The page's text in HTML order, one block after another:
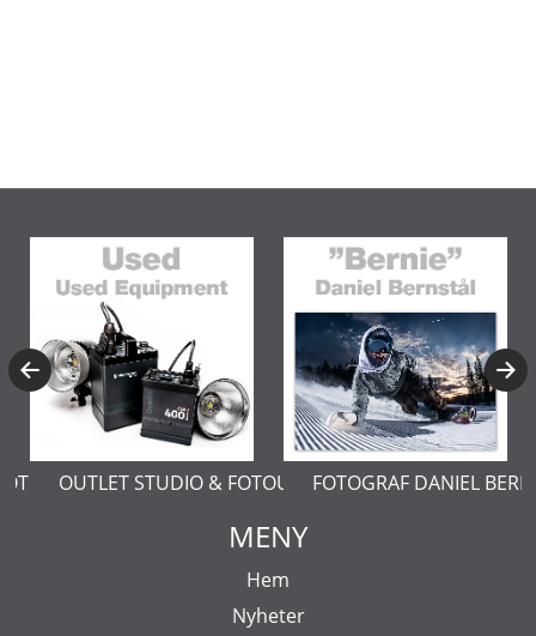
OUTLET STUDIO & FOTOUTRUSTNINGFOTOGRAF DANIEL
MENY
Hem
Nyheter